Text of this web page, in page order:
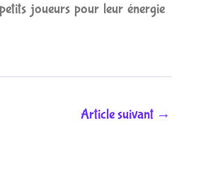
joueurs pour leur énergie
Article suivant →